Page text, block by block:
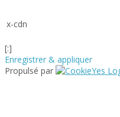
x-cdn
[:]
Enregistrer & appliquer
Propulsé par